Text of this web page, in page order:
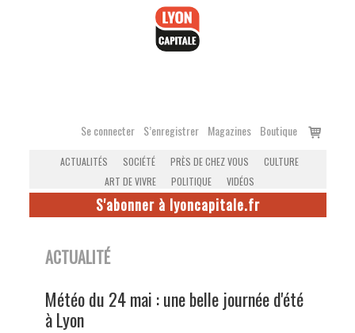
Se connecter S’enregistrer Magazines Boutique
Voir
ACTUALITÉS SOCIÉTÉ PRÈS DE CHEZ VOUS
CULTURE
ART DE VIVRE
POLITIQUE VIDÉOS
S'abonner à lyoncapitale.fr
ACTUALITÉ
Météo du 24 mai : une belle journée d'été
à Lyon